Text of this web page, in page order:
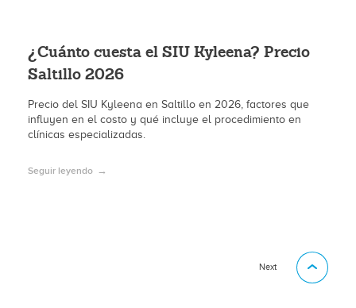
¿Cuánto cuesta el SIU Kyleena? Precio
Saltillo 2026
Precio del SIU Kyleena en Saltillo en 2026, factores que
influyen en el costo y qué incluye el procedimiento en
clínicas especializadas.
Seguir leyendo
Next